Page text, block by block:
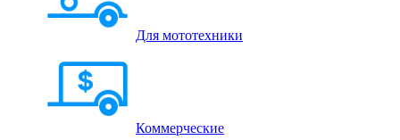
Для мототехники
Коммерческие